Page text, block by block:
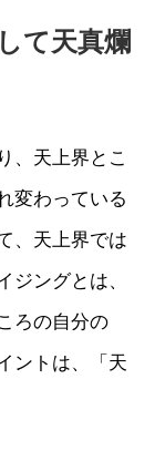
て天真爛
、天上界とこ
変わっている
、天上界では
ジングとは、
ろの自分の
ントは、「天